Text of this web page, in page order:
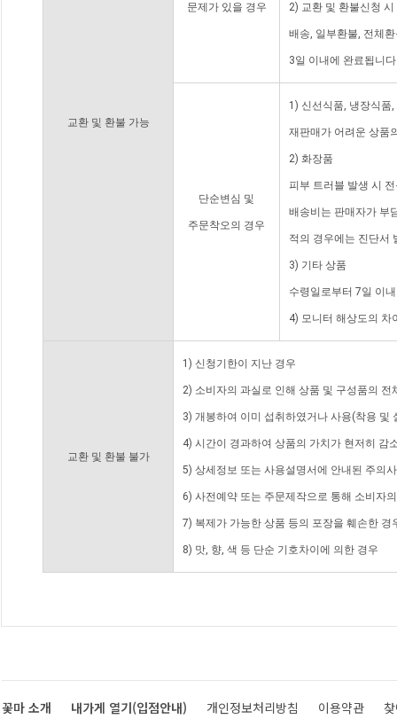
교환 및 환불 가능
문제가 있을 경우 2) 교환 및 환불신청
배송, 일부환불, 전체
3일 이내에 완료됩니
단순변심 및
주문착오의 경우
1) 신선식품, 냉장식품
재판매가 어려운 상품
2) 화장품
피부 트러블 발생 시
배송비는 판매자가 부
적의 경우에는 진단서
3) 기타 상품
수령일로부터 7일 이
4) 모니터 해상도의 차
교환 및 환불 불가
1) 신청기한이 지난 경우
2) 소비자의 과실로 인해 상품 및 구성품의
3) 개봉하여 이미 섭취하였거나 사용(착용 및
4) 시간이 경과하여 상품의 가치가 현저히 감
5) 상세정보 또는 사용설명서에 안내된 주의
6) 사전예약 또는 주문제작으로 통해 소비자
7) 복제가 가능한 상품 등의 포장을 훼손한 경
8) 맛, 향, 색 등 단순 기호차이에 의한 경우
꽃마 소개 내가게 열기(입점안내) 개인정보처리방침 이용약관